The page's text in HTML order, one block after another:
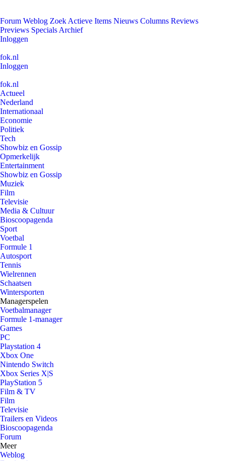
Forum Weblog Zoek Actieve Items Nieuws Columns Reviews
Previews Specials Archief
Inloggen
fok.nl
Inloggen
fok.nl
Actueel
Nederland
Internationaal
Economie
Politiek
Tech
Showbiz en Gossip
Opmerkelijk
Entertainment
Showbiz en Gossip
Muziek
Film
Televisie
Media & Cultuur
Bioscoopagenda
Sport
Voetbal
Formule 1
Autosport
Tennis
Wielrennen
Schaatsen
Wintersporten
Managerspelen
Voetbalmanager
Formule 1-manager
Games
PC
Playstation 4
Xbox One
Nintendo Switch
Xbox Series X|S
PlayStation 5
Film & TV
Film
Televisie
Trailers en Videos
Bioscoopagenda
Forum
Meer
Weblog